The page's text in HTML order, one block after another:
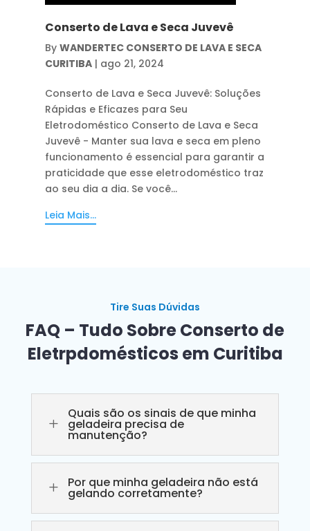
Conserto de Lava e Seca Juvevê
By WANDERTEC CONSERTO DE LAVA E SECA
CURITIBA| ago 21, 2024
Conserto de Lava e Seca Juvevê: Soluções
Rápidas e Eficazes para Seu
Eletrodoméstico Conserto de Lava e Seca
Juvevê - Manter sua lava e seca em pleno
funcionamento é essencial para garantir a
praticidade que esse eletrodoméstico traz
ao seu dia a dia. Se você...
Leia Mais...
Tire Suas Dúvidas
FAQ – Tudo Sobre Conserto de
Eletrpdomésticos em Curitiba
L
Quais são os sinais de que minha
geladeira precisa de
manutenção?
L Por que minha geladeira não está
gelando corretamente?